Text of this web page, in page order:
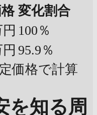
変化割合
100％
95.9％
価格で計算
を知る周